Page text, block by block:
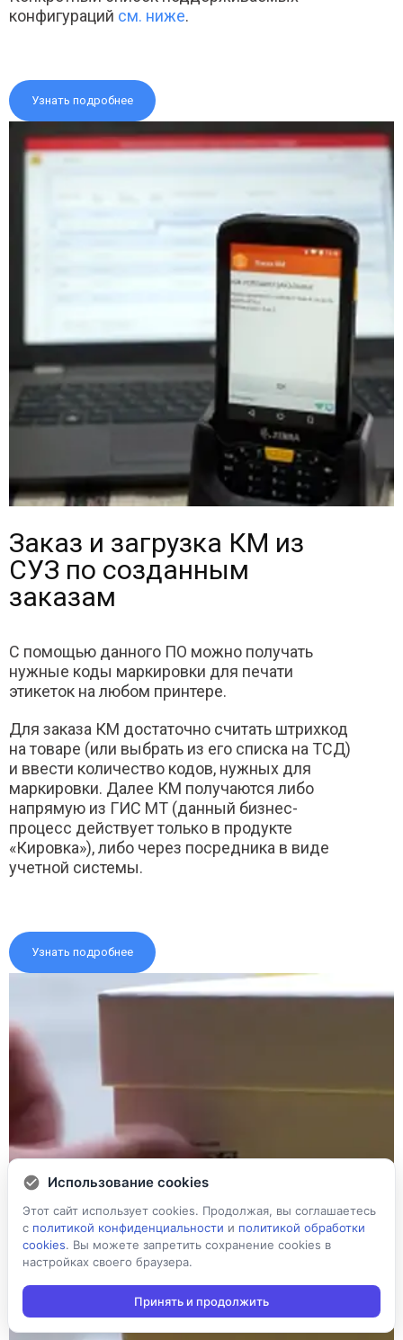
конфигураций см. ниже.
Узнать подробнее
Заказ и загрузка КМ из
СУЗ по созданным
заказам
С помощью данного ПО можно получать
нужные коды маркировки для печати
этикеток на любом принтере.
Для заказа КМ достаточно считать штрихкод
на товаре (или выбрать из его списка на ТСД)
и ввести количество кодов, нужных для
маркировки. Далее КМ получаются либо
напрямую из ГИС МТ (данный бизнес-
процесс действует только в продукте
«Кировка»), либо через посредника в виде
учетной системы.
Узнать подробнее
Использование cookies
Этот сайт использует cookies. Продолжая, вы соглашаетесь
с политикой конфиденциальности и политикой обработки
cookies. Вы можете запретить сохранение cookies в
настройках своего браузера.
Принять и продолжить